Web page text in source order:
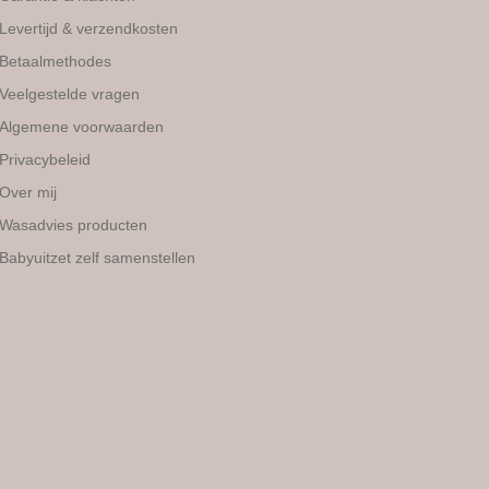
worden
de
productpagina
Levertijd & verzendkosten
Betaalmethodes
Veelgestelde vragen
Algemene voorwaarden
Privacybeleid
Over mij
Wasadvies producten
Babyuitzet zelf samenstellen